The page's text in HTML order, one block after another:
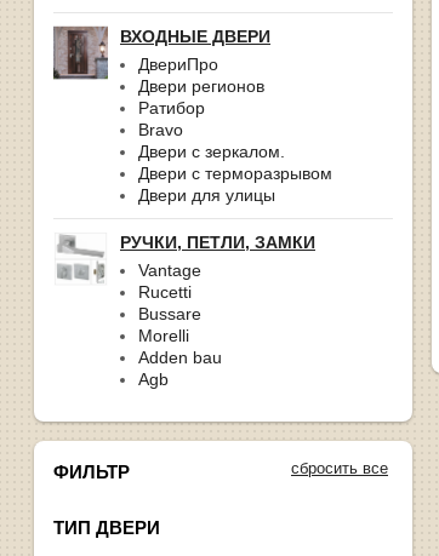
ВХОДНЫЕ ДВЕРИ
ДвериПро
Двери регионов
Ратибор
Bravo
Двери с зеркалом.
Двери с терморазрывом
Двери для улицы
РУЧКИ, ПЕТЛИ, ЗАМКИ
Vantage
Rucetti
Bussare
Morelli
Adden bau
Agb
сбросить все
ФИЛЬТР
ТИП ДВЕРИ